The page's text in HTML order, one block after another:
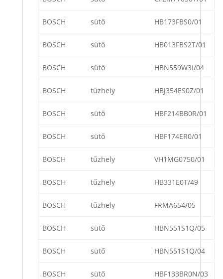
BOSCH sütő HB173FBS0/01
BOSCH sütő HB013FBS2T/01
BOSCH sütő HBN559W3I/04
BOSCH tűzhely HBJ354ES0Z/01
BOSCH sütő HBF214BB0R/01
BOSCH sütő HBF174ER0/01
BOSCH tűzhely VH1MG0750/01
BOSCH tűzhely HB331E0T/49
BOSCH tűzhely FRMA654/05
BOSCH sütő HBN551S1Q/05
BOSCH sütő HBN551S1Q/04
BOSCH sütő HBF133BR0N/03